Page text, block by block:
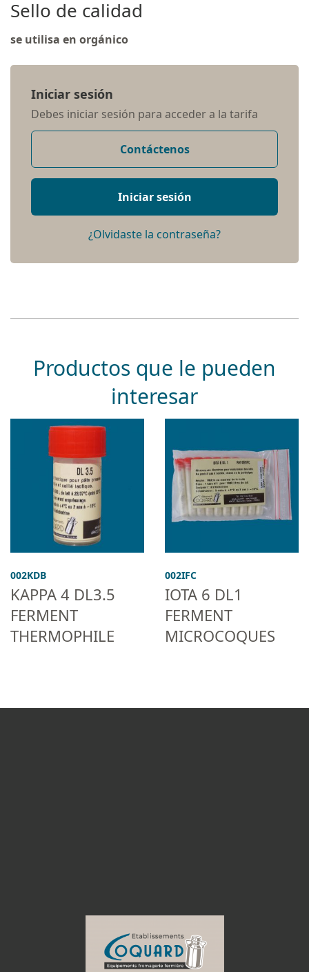
Sello de calidad
se utilisa en orgánico
Iniciar sesión
Debes iniciar sesión para acceder a la tarifa
Contáctenos
Iniciar sesión
¿Olvidaste la contraseña?
Productos que le pueden
interesar
002KDB
KAPPA 4 DL3.5
FERMENT
THERMOPHILE
002IFC
IOTA 6 DL1
FERMENT
MICROCOQUES